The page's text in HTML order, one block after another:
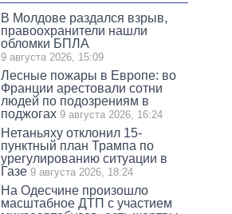
В Молдове раздался взрыв,
правоохранители нашли
обломки БПЛА
9 августа 2026, 15:09
Лесные пожары в Европе: во
Франции арестовали сотни
людей по подозрениям в
поджогах 9 августа 2026, 16:24
Нетаньяху отклонил 15-
пунктный план Трампа по
урегулированию ситуации в
Газе 9 августа 2026, 18:24
На Одесчине произошло
масштабное ДТП с участием